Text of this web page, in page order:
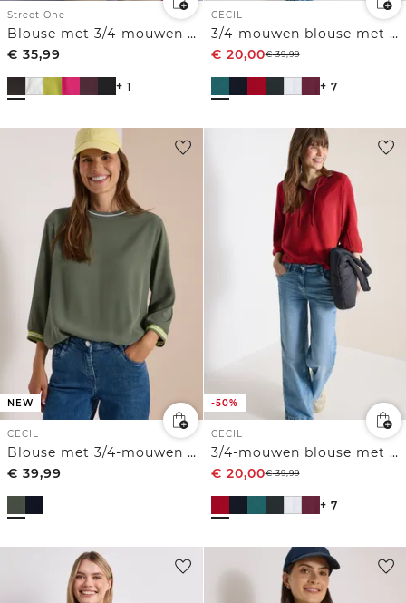
Street One
Blouse met 3/4-mouwen en split in de hals
€ 35,99
+ 1
CECIL
3/4-mouwen blouse met gespleten hals
€ 20,00€39,99
+ 7
NEW
CECIL
Blouse met 3/4-mouwen en contrasterende details
€ 39,99
-50%
CECIL
3/4-mouwen blouse met gespleten hals
€ 20,00€39,99
+ 7